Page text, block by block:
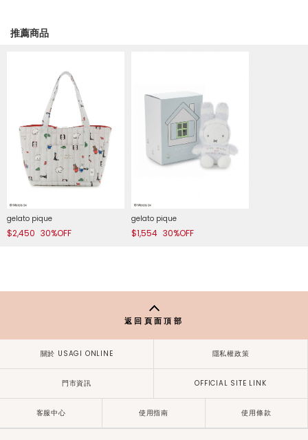
推薦商品
gelato pique
$2,450 30%OFF
gelato pique
$1,554 30%OFF
返回頁面頂部
關於 USAGI ONLINE 隱私權政策
門市資訊 OFFICIAL SITE LINK
客服中心 使用指南 使用條款